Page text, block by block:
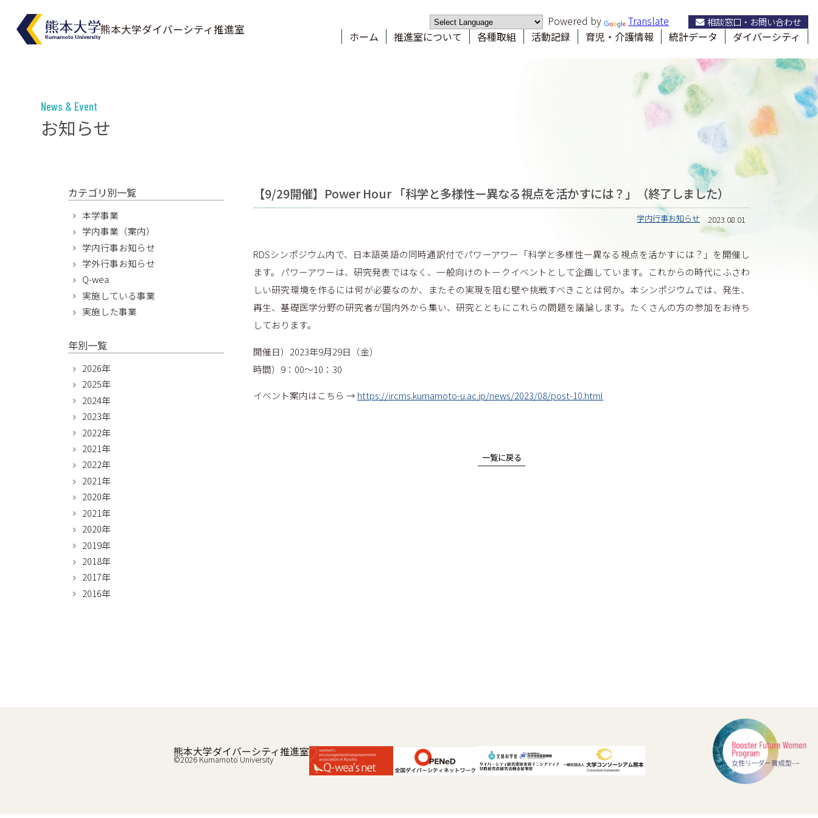
熊本大学ダイバーシティ推進室
Powered by Translate 相談窓口・お問い合わせ
ホーム 推進室について 各種取組 活動記録 育児・介護情報 統計データ ダイバーシティ
News & Event
お知らせ
【9/29開催】Power Hour 「科学と多様性ー異なる視点を活かすには？」（終了しました）
学内行事お知らせ 2023.08.01
RDSシンポジウム内で、日本語英語の同時通訳付でパワーアワー「科学と多様性ー異なる視点を活かすには？」を開催し
ます。パワーアワーは、研究発表ではなく、一般向けのトークイベントとして企画しています。これからの時代にふさわ
しい研究環境を作るには何が必要なのか、またその実現を阻む壁や挑戦すべきことは何か。本シンポジウムでは、発生、
再生、基礎医学分野の研究者が国内外から集い、研究とともにこれらの問題を議論します。たくさんの方の参加をお待ち
しております。
開催日）2023年9月29日（金）
時間）9：00～10：30
イベント案内はこちら → https://ircms.kumamoto-u.ac.jp/news/2023/08/post-10.html
一覧に戻る
カテゴリ別一覧
本学事業
学内事業（案内）
学内行事お知らせ
学外行事お知らせ
Q-wea
実施している事業
実施した事業
年別一覧
2026年
2025年
2024年
2023年
2022年
2021年
2022年
2021年
2020年
2021年
2020年
2019年
2018年
2017年
2016年
熊本大学ダイバーシティ推進室
©2026Kumamoto University
熊本大学ダイバーシティ推進室
規約等
計画・ガイドライン
活動記録
育児・介護支援制度のご案内
学内保育施設等
統計データ
ダイバーシティ